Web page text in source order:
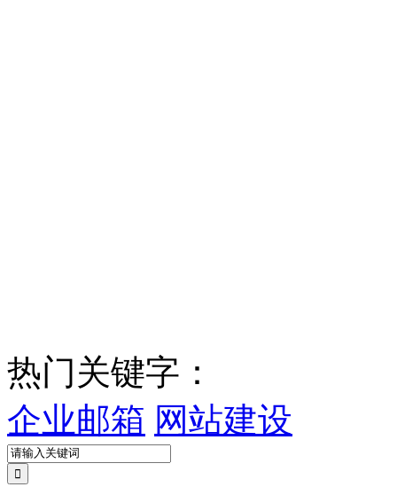
热门关键字：
企业邮箱 网站建设